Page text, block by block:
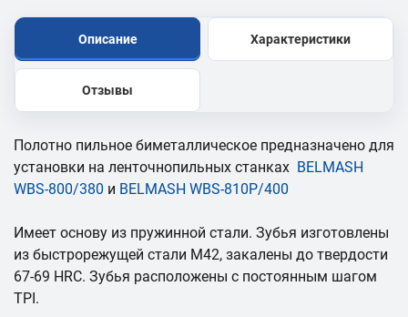
Описание Характеристики
Отзывы
Полотно пильное биметаллическое предназначено для
установки на ленточнопильных станках BELMASH
WBS-800/380 и BELMASH WBS-810P/400
Имеет основу из пружинной стали. Зубья изготовлены
из быстрорежущей стали М42, закалены до твердости
67-69 HRC. Зубья расположены с постоянным шагом
TPI.